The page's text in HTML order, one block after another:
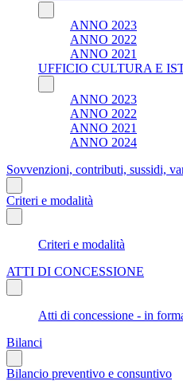
ANNO 2023
ANNO 2022
ANNO 2021
UFFICIO CULTURA E
ANNO 2023
ANNO 2022
ANNO 2021
ANNO 2024
Sovvenzioni, contributi, sussidi,
Criteri e modalità
Criteri e modalità
ATTI DI CONCESSIONE
Atti di concessione - in
Bilanci
Bilancio preventivo e consuntivo